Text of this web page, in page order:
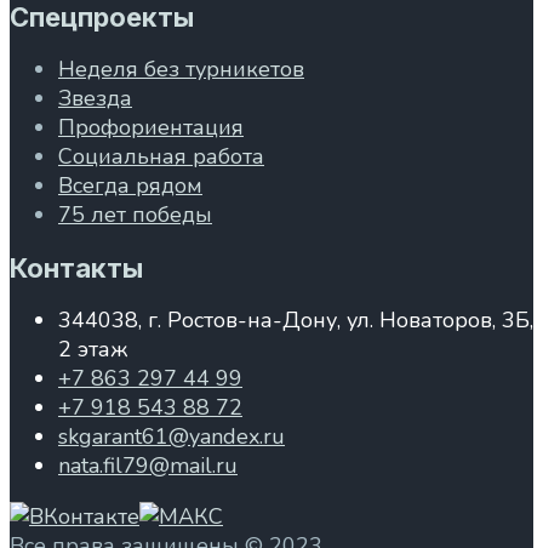
Спецпроекты
Неделя без турникетов
Звезда
Профориентация
Социальная работа
Всегда рядом
75 лет победы
Контакты
344038, г. Ростов-на-Дону, ул. Новаторов, 3Б,
2 этаж
+7 863 297 44 99
+7 918 543 88 72
skgarant61@yandex.ru
nata.fil79@mail.ru